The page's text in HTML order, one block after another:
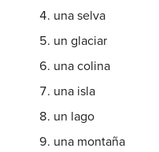
una selva
un glaciar
una colina
una isla
un lago
una montaña